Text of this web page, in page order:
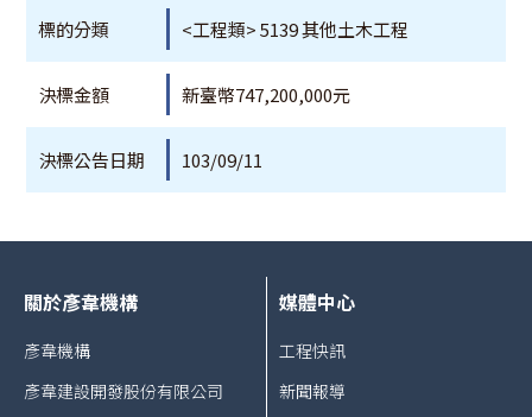
標的分類 <工程類> 5139 其他土木工程
決標金額 新臺幣747,200,000元
決標公告日期 103/09/11
關於彥韋機構
彥韋機構
彥韋建設開發股份有限公司
媒體中心
工程快訊
新聞報導